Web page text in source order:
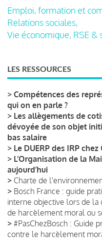
Emploi, formation et
Relations sociales,
Vie économique, RSE &
LES RESSOURCES
> Compétences des
qui on en parle ?
> Les allègements de
dévoyée de son objet
bas salaire
> Le DUERP des IRP
> L’Organisation de la
aujourd’hui
> Charte de
> Bosch France : guide
interne objective lors de la
de harcèlement moral ou
> #PasChezBosch : Guide
contre le harcèlement